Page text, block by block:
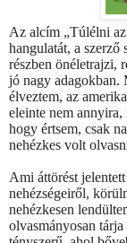
Az alcím „Túlélni
hangulatát, a
részben önéletrajzi,
jó nagy adagokban.
élveztem, az
eleinte nem annyira,
hogy értsem, csak
nehézkes volt
Ami áttörést
nehézségeiről,
nehézkesen
olvasmányosan